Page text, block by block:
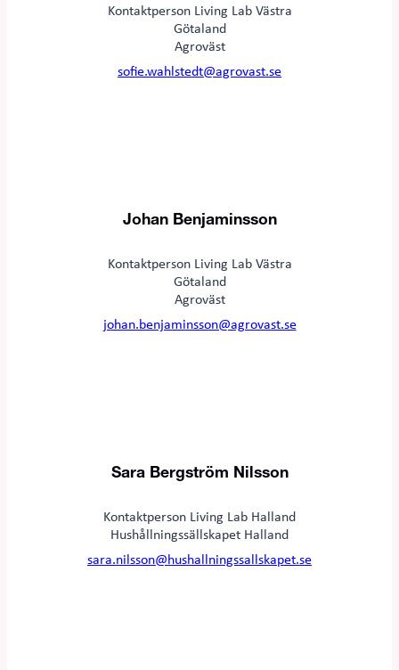
Kontaktperson Living Lab Västra
Götaland
Agroväst
sofie.wahlstedt@agrovast.se
JohanBenjaminsson
Kontaktperson Living Lab Västra
Götaland
Agroväst
johan.benjaminsson@agrovast.se
Sara Bergström Nilsson
Kontaktperson Living Lab Halland
Hushållningssällskapet Halland
sara.nilsson@hushallningssallskapet.se